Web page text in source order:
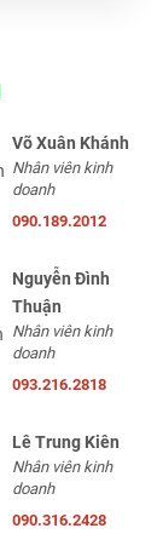
Võ Xuân Khánh
Nhân viên kinh
doanh
090.189.2012
Nguyễn Đình
Thuận
Nhân viên kinh
doanh
093.216.2818
Lê Trung Kiên
Nhân viên kinh
doanh
090.316.2428